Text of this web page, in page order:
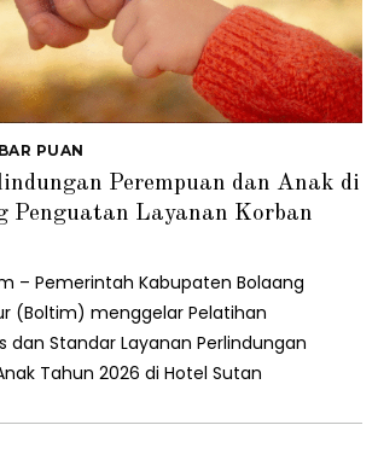
PUAN
Perempuan dan Anak di
Penguatan Layanan Korban
– Pemerintah Kabupaten Bolaang
(Boltim) menggelar Pelatihan
dan Standar Layanan Perlindungan
Tahun 2026 di Hotel Sutan